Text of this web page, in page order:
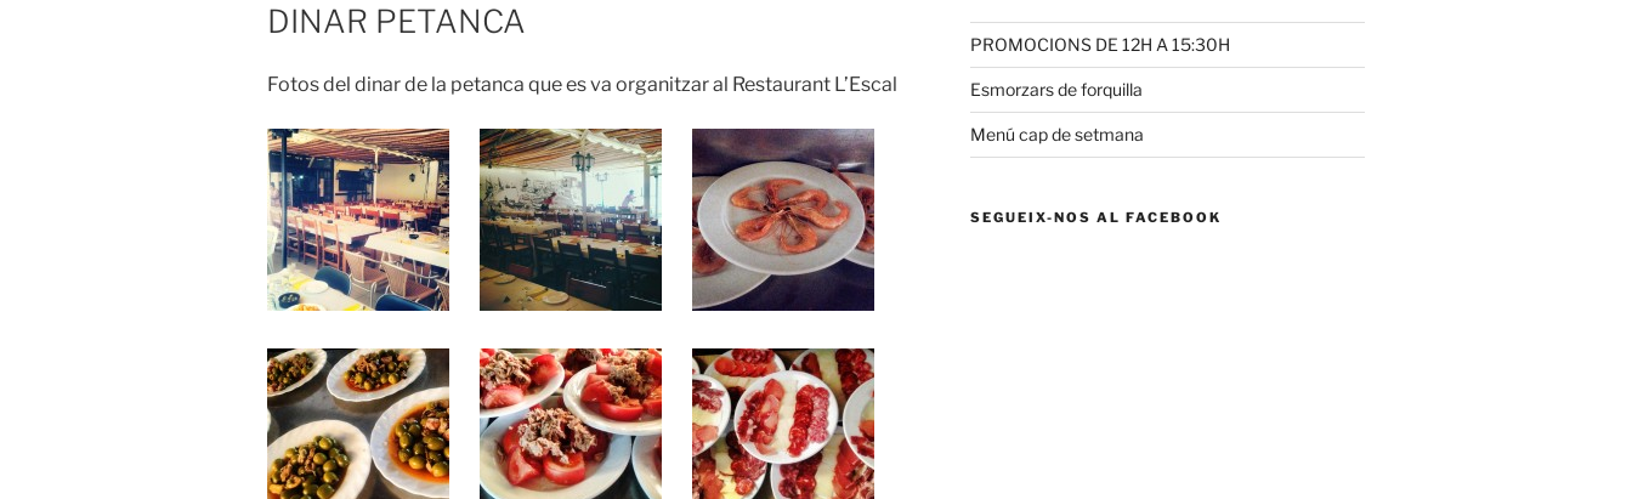
EL
DINAR PETANCA
Fotos del dinar de la petanca que es va organitzar al Restaurant L’Escal
PROMOCIONS DE 12H A 15:30H
Esmorzars de forquilla
Menú cap de setmana
SEGUEIX-NOS AL FACEBOOK